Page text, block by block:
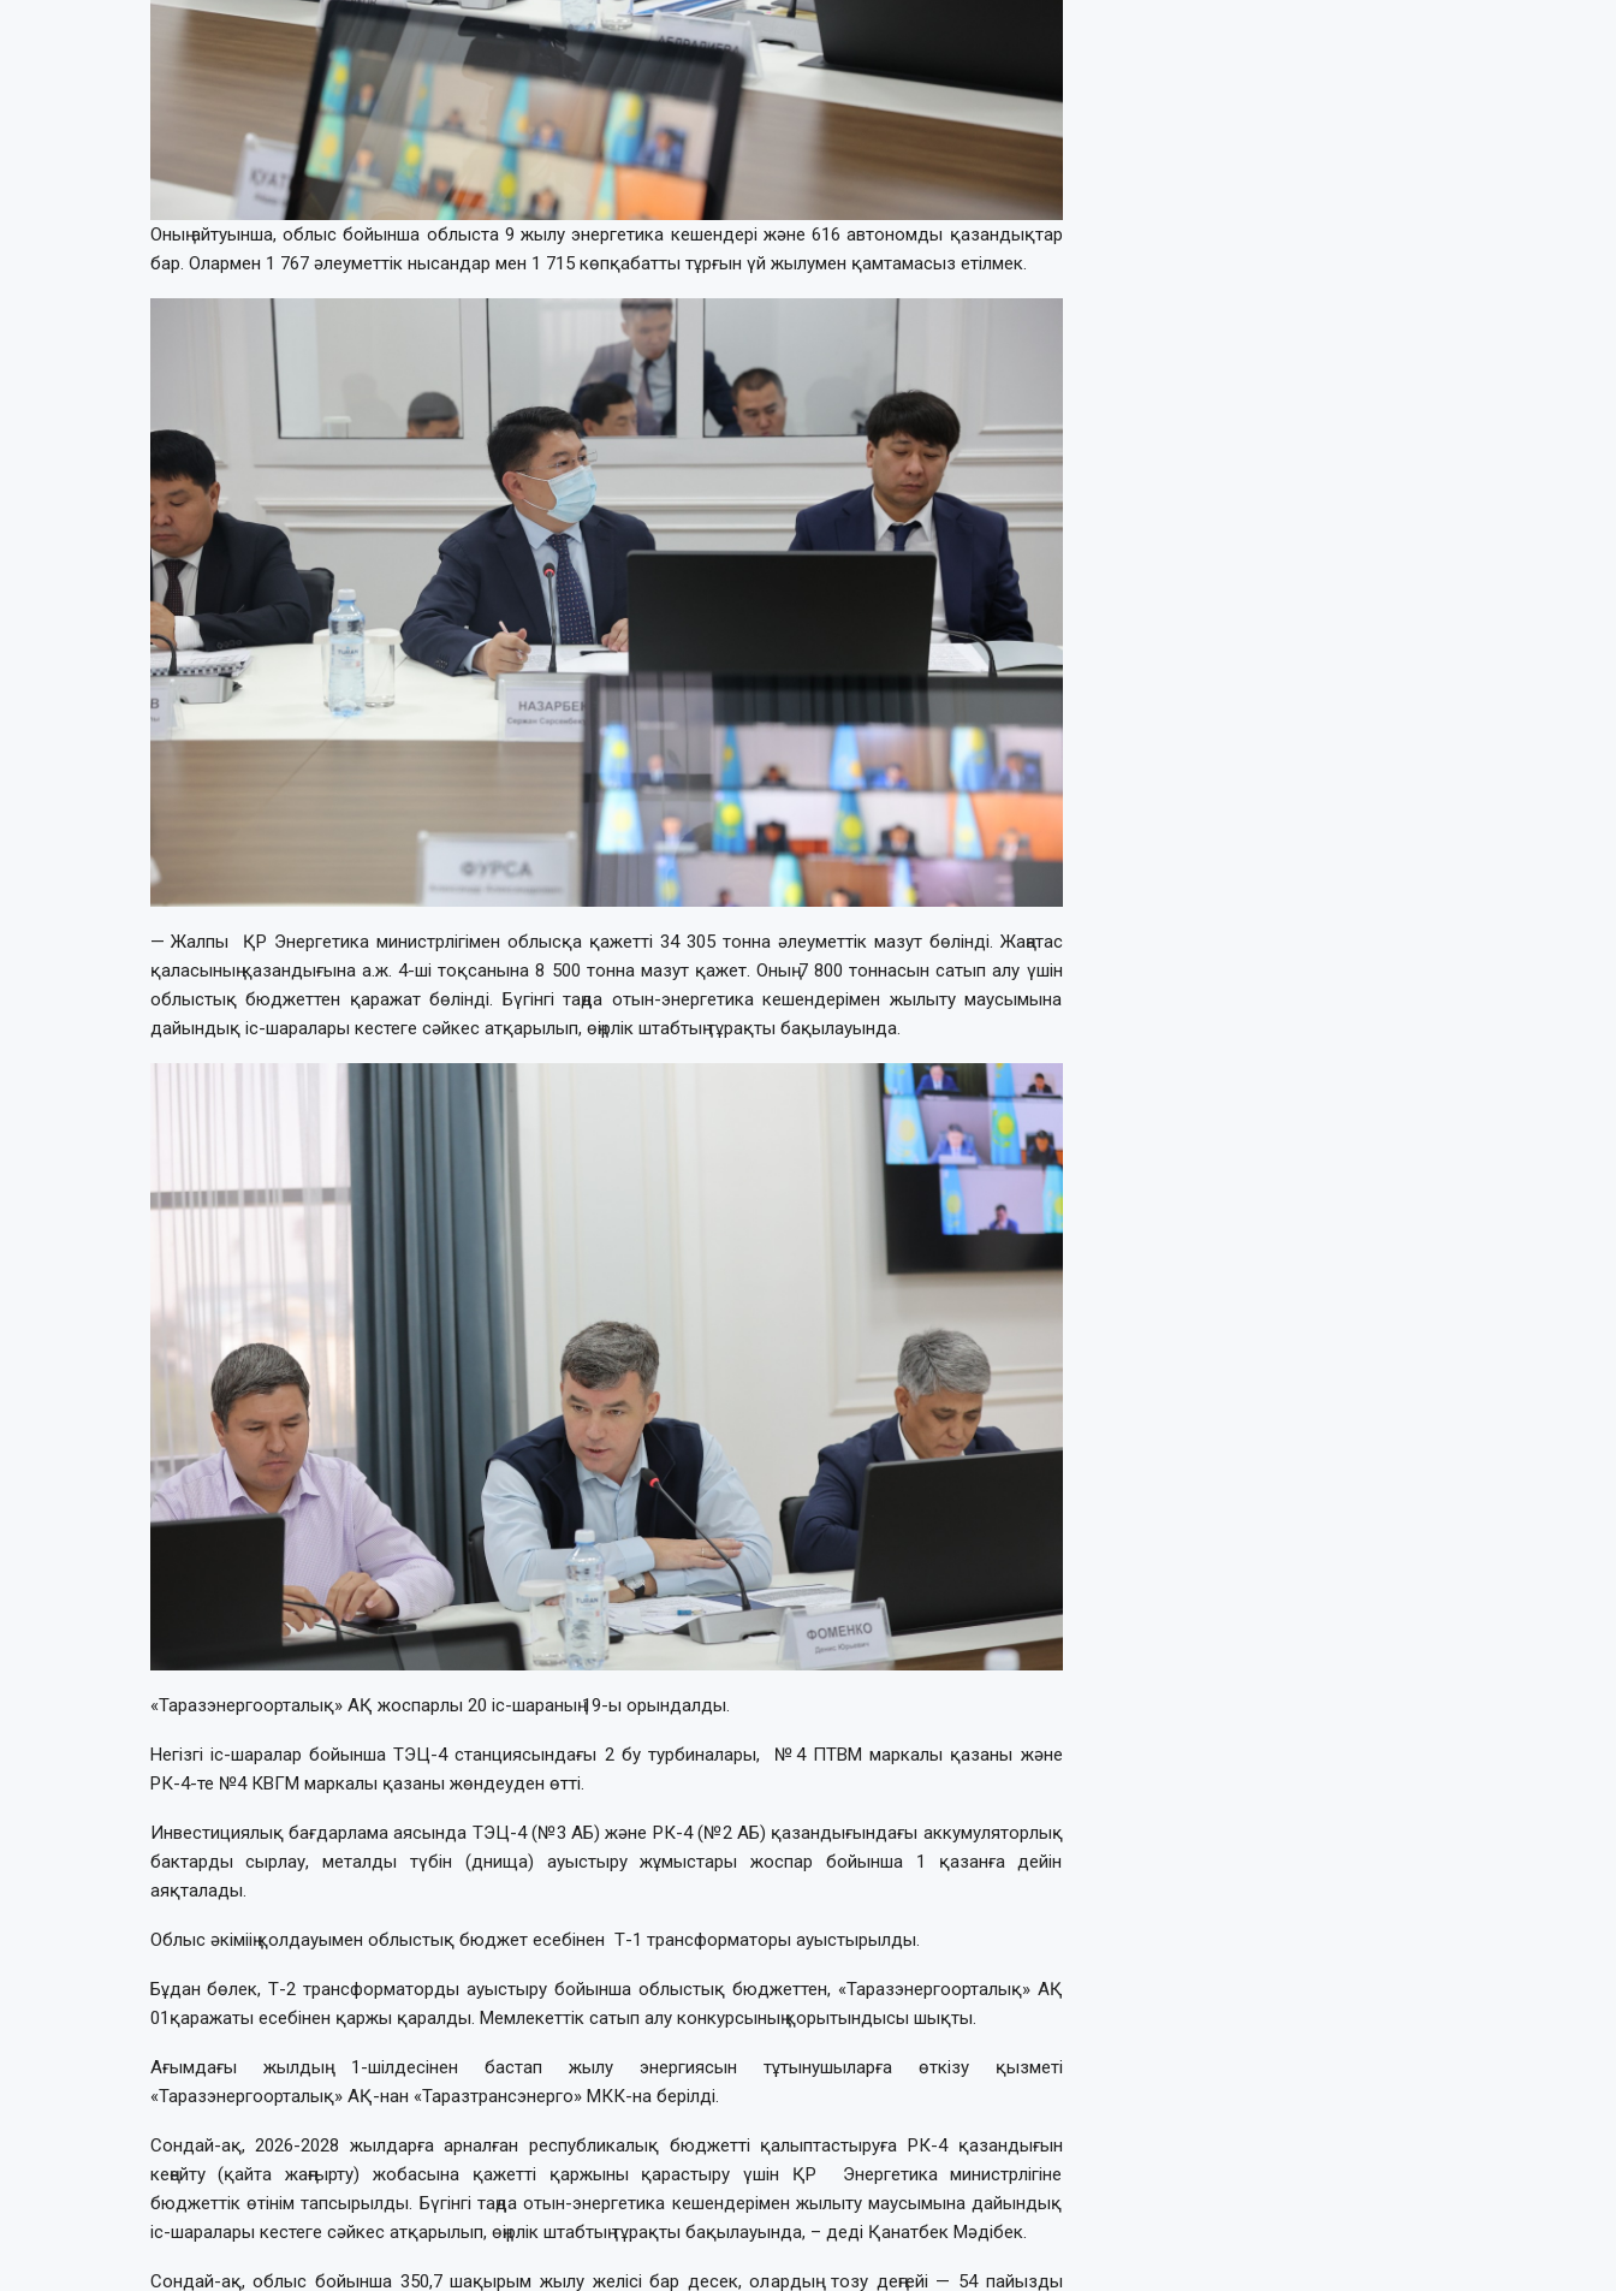
Оның айтуынша, облыс бойынша облыста 9 жылу энергетика кешендері және 616 автономды қазандықтар
бар. Олармен 1 767 әлеуметтік нысандар мен 1 715 көпқабатты тұрғын үй жылумен қамтамасыз етілмек.
— Жалпы ҚР Энергетика министрлігімен облысқа қажетті 34 305 тонна әлеуметтік мазут бөлінді. Жаңатас
қаласының қазандығына а.ж. 4-ші тоқсанына 8 500 тонна мазут қажет. Оның 7 800 тоннасын сатып алу үшін
облыстық бюджеттен қаражат бөлінді. Бүгінгі таңда отын-энергетика кешендерімен жылыту маусымына
дайындық іс-шаралары кестеге сәйкес атқарылып, өңірлік штабтың тұрақты бақылауында.
«Таразэнергоорталық» АҚ жоспарлы 20 іс-шараның 19-ы орындалды.
Негізгі іс-шаралар бойынша ТЭЦ-4 станциясындағы 2 бу турбиналары, №4 ПТВМ маркалы қазаны және
РК-4-те №4 КВГМ маркалы қазаны жөндеуден өтті.
Инвестициялық бағдарлама аясында ТЭЦ-4 (№3 АБ) және РК-4 (№2 АБ) қазандығындағы аккумуляторлық
бактарды сырлау, металды түбін (днища) ауыстыру жұмыстары жоспар бойынша 1 қазанға дейін
аяқталады.
Облыс әкіміің қолдауымен облыстық бюджет есебінен Т-1 трансформаторы ауыстырылды.
Бұдан бөлек, Т-2 трансформаторды ауыстыру бойынша облыстық бюджеттен, «Таразэнергоорталық» АҚ
01қаражаты есебінен қаржы қаралды. Мемлекеттік сатып алу конкурсының қорытындысы шықты.
Ағымдағы жылдың 1-шілдесінен бастап жылу энергиясын тұтынушыларға өткізу қызметі
«Таразэнергоорталық» АҚ-нан «Таразтрансэнерго» МКК-на берілді.
Сондай-ақ, 2026-2028 жылдарға арналған республикалық бюджетті қалыптастыруға РК-4 қазандығын
кеңейту (қайта жаңғырту) жобасына қажетті қаржыны қарастыру үшін ҚР Энергетика министрлігіне
бюджеттік өтінім тапсырылды. Бүгінгі таңда отын-энергетика кешендерімен жылыту маусымына дайындық
іс-шаралары кестеге сәйкес атқарылып, өңірлік штабтың тұрақты бақылауында, – деді Қанатбек Мәдібек.
Сондай-ақ, облыс бойынша 350,7 шақырым жылу желісі бар десек, олардың тозу деңгейі — 54 пайызды